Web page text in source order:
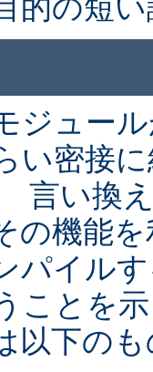
的の短
ジュー
い密接
言い換
の機能
パイル
ことを
以下の